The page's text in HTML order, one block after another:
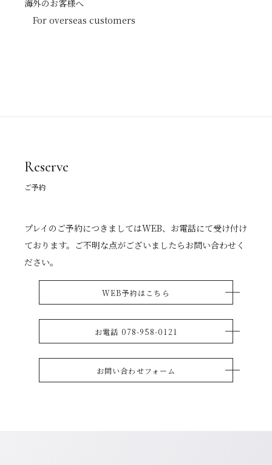
海外のお客様へ
For overseas customers
Reserve
ご予約
プレイのご予約につきましてはWEB、お電話にて受け付け
ております。ご不明な点がございましたらお問い合わせく
ださい。
WEB予約はこちら
お電話 078-958-0121
お問い合わせフォーム